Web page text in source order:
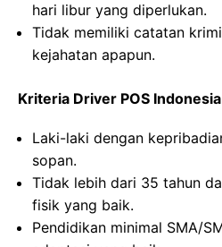
hari libur yang diperlukan.
Tidak memiliki catatan
kejahatan apapun.
Kriteria Driver POS Indonesia
Laki-laki dengan
sopan.
Tidak lebih dari 35 tahun
fisik yang baik.
Pendidikan minimal SMA/